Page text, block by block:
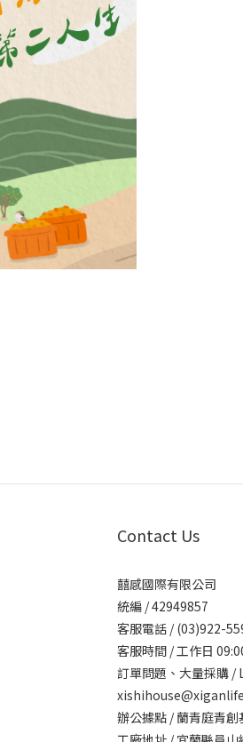
Contact Us
囍感國際有限公司
統編 / 42949857
客服電話 / (03)922-
客服時間 / 工作日
訂單問題、大量採購 /
辦公據點 / 蘭青庭青創